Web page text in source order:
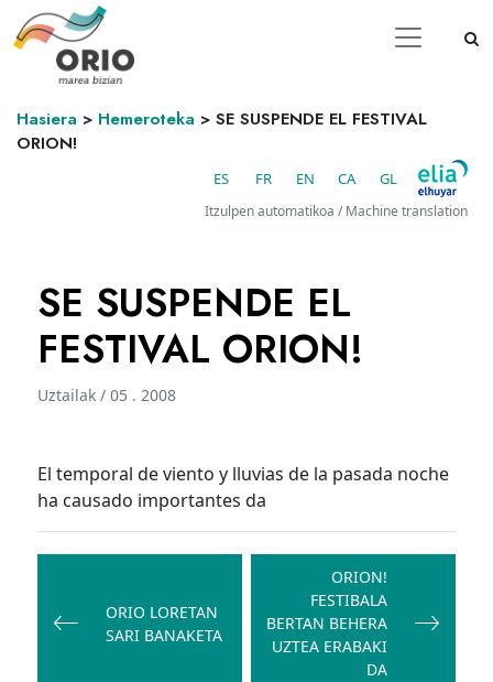
Hasiera > Hemeroteka > SE SUSPENDE EL FESTIVAL
ORION!
ES FR EN CA GL
Itzulpen automatikoa / Machine translation
SE SUSPENDE EL
FESTIVAL ORION!
Uztailak / 05 . 2008
El temporal de viento y lluvias de la pasada noche
ha causado importantes da
Bidalketetan
nabigatuORIO LORETAN
SARI BANAKETA
ORION!
FESTIBALA
BERTAN BEHERA
UZTEA ERABAKI
DA